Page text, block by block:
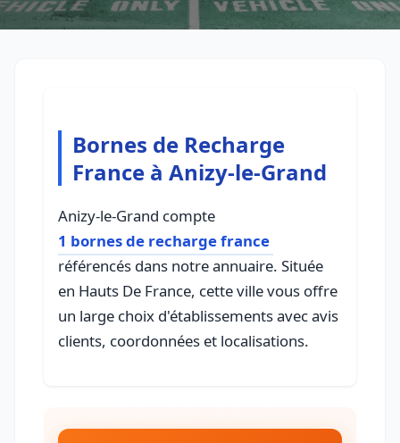
Bornes de Recharge
France à Anizy-le-Grand
Anizy-le-Grand compte
1 bornes de recharge france
référencés dans notre annuaire. Située
en Hauts De France, cette ville vous offre
un large choix d'établissements avec avis
clients, coordonnées et localisations.